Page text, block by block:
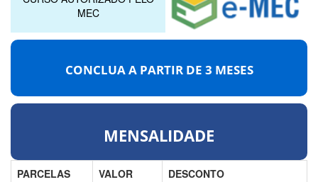
MEC
CONCLUA A PARTIR DE 3 MESES
MENSALIDADE
PARCELAS VALOR
DESCONTO